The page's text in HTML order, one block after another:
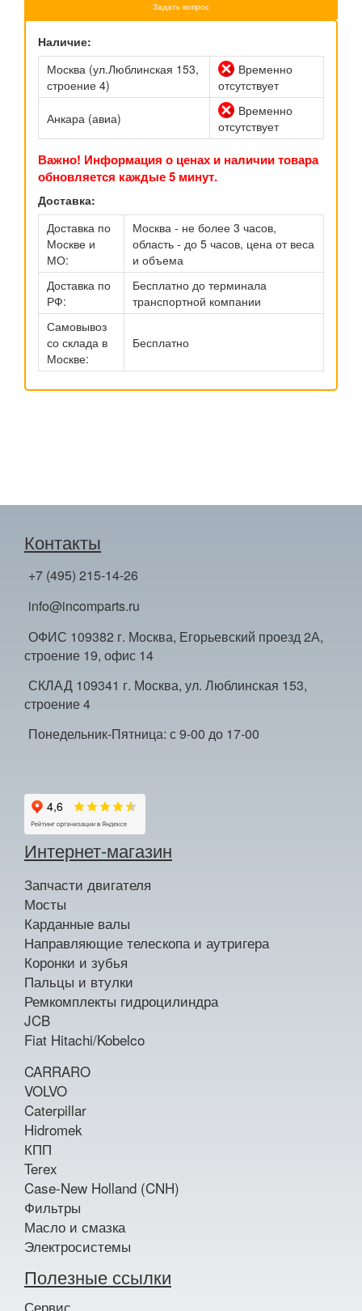
Задать вопрос
Наличие:
Москва (ул.Люблинская 153,
строение 4)
Временно
отсутствует
Анкара (авиа)
Временно
отсутствует
Важно! Информация о ценах и наличии товара
обновляется каждые 5 минут.
Доставка:
Доставка по
Москве и
МО:
Москва - не более 3 часов,
область - до 5 часов, цена от веса
и объема
Доставка по
РФ:
Бесплатно до терминала
транспортной компании
Самовывоз
со склада в
Москве:
Бесплатно
Контакты
+7 (495) 215-14-26
info@incomparts.ru
ОФИС 109382 г. Москва, Егорьевский проезд 2А,
строение 19, офис 14
СКЛАД 109341 г. Москва, ул. Люблинская 153,
строение 4
Понедельник-Пятница: с 9-00 до 17-00
Интернет-магазин
Запчасти двигателя
Мосты
Карданные валы
Направляющие телескопа и аутригера
Коронки и зубья
Пальцы и втулки
Ремкомплекты гидроцилиндра
JCB
Fiat Hitachi/Kobelco
CARRARO
VOLVO
Caterpillar
Hidromek
КПП
Terex
Case-New Holland (CNH)
Фильтры
Масло и смазка
Электросистемы
Полезные ссылки
Сервис